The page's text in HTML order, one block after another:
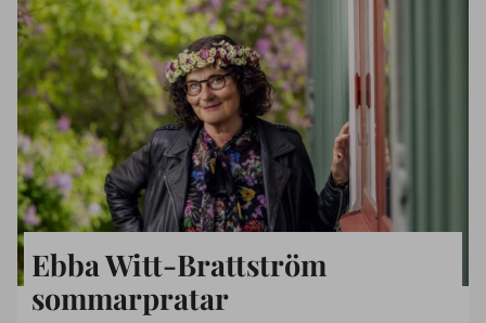
Ebba Witt-Brattström
sommarpratar